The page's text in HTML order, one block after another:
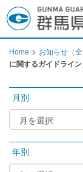
Home > お知らせ（全
に関するガイドライ
月別
年別